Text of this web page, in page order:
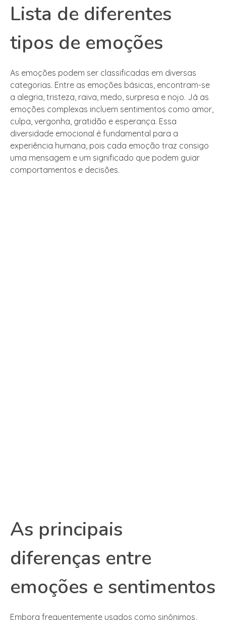
Lista de diferentes
tipos de emoções
As emoções podem ser classificadas em diversas
categorias. Entre as emoções básicas, encontram-se
a alegria, tristeza, raiva, medo, surpresa e nojo. Já as
emoções complexas incluem sentimentos como amor,
culpa, vergonha, gratidão e esperança. Essa
diversidade emocional é fundamental para a
experiência humana, pois cada emoção traz consigo
uma mensagem e um significado que podem guiar
comportamentos e decisões.
As principais
diferenças entre
emoções e sentimentos
Embora frequentemente usados como sinônimos,